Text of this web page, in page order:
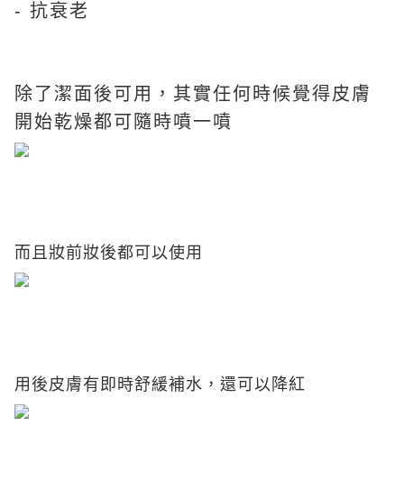
- 抗衰老
除了潔面後可用，其實任何時候覺得皮膚
開始乾燥都可隨時噴一噴
而且妝前妝後都可以使用
用後皮膚有即時舒緩補水，還可以降紅